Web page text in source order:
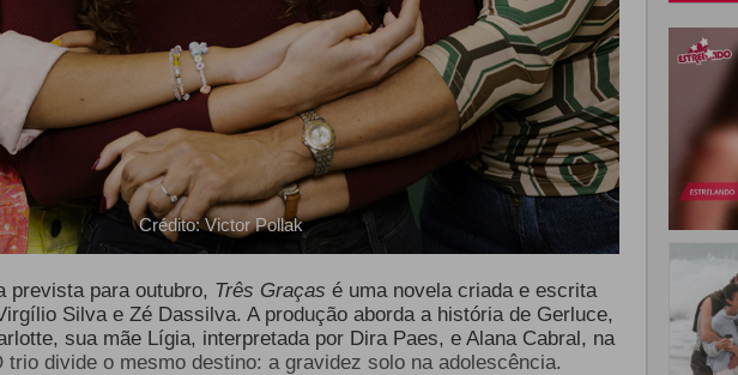
Crédito: Victor Pollak
prevista para outubro, Três Graças é uma novela criada e escrita
Silva e Zé Dassilva. A produção aborda a história de Gerluce,
sua mãe Lígia, interpretada por Dira Paes, e Alana Cabral, na
trio divide o mesmo destino: a gravidez solo na adolescência.